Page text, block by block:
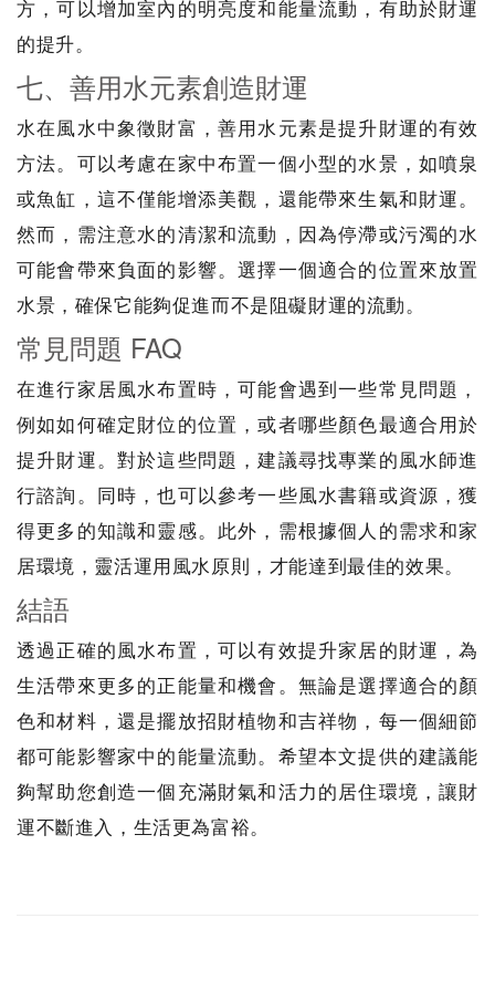
方，可以增加室內的明亮度和能量流動，有助於財運
的提升。
七、善用水元素創造財運
水在風水中象徵財富，善用水元素是提升財運的有效
方法。可以考慮在家中布置一個小型的水景，如噴泉
或魚缸，這不僅能增添美觀，還能帶來生氣和財運。
然而，需注意水的清潔和流動，因為停滯或污濁的水
可能會帶來負面的影響。選擇一個適合的位置來放置
水景，確保它能夠促進而不是阻礙財運的流動。
常見問題 FAQ
在進行家居風水布置時，可能會遇到一些常見問題，
例如如何確定財位的位置，或者哪些顏色最適合用於
提升財運。對於這些問題，建議尋找專業的風水師進
行諮詢。同時，也可以參考一些風水書籍或資源，獲
得更多的知識和靈感。此外，需根據個人的需求和家
居環境，靈活運用風水原則，才能達到最佳的效果。
結語
透過正確的風水布置，可以有效提升家居的財運，為
生活帶來更多的正能量和機會。無論是選擇適合的顏
色和材料，還是擺放招財植物和吉祥物，每一個細節
都可能影響家中的能量流動。希望本文提供的建議能
夠幫助您創造一個充滿財氣和活力的居住環境，讓財
運不斷進入，生活更為富裕。